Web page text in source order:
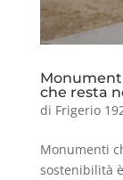
che resta
di Frigerio
Monumenti
sostenibilità